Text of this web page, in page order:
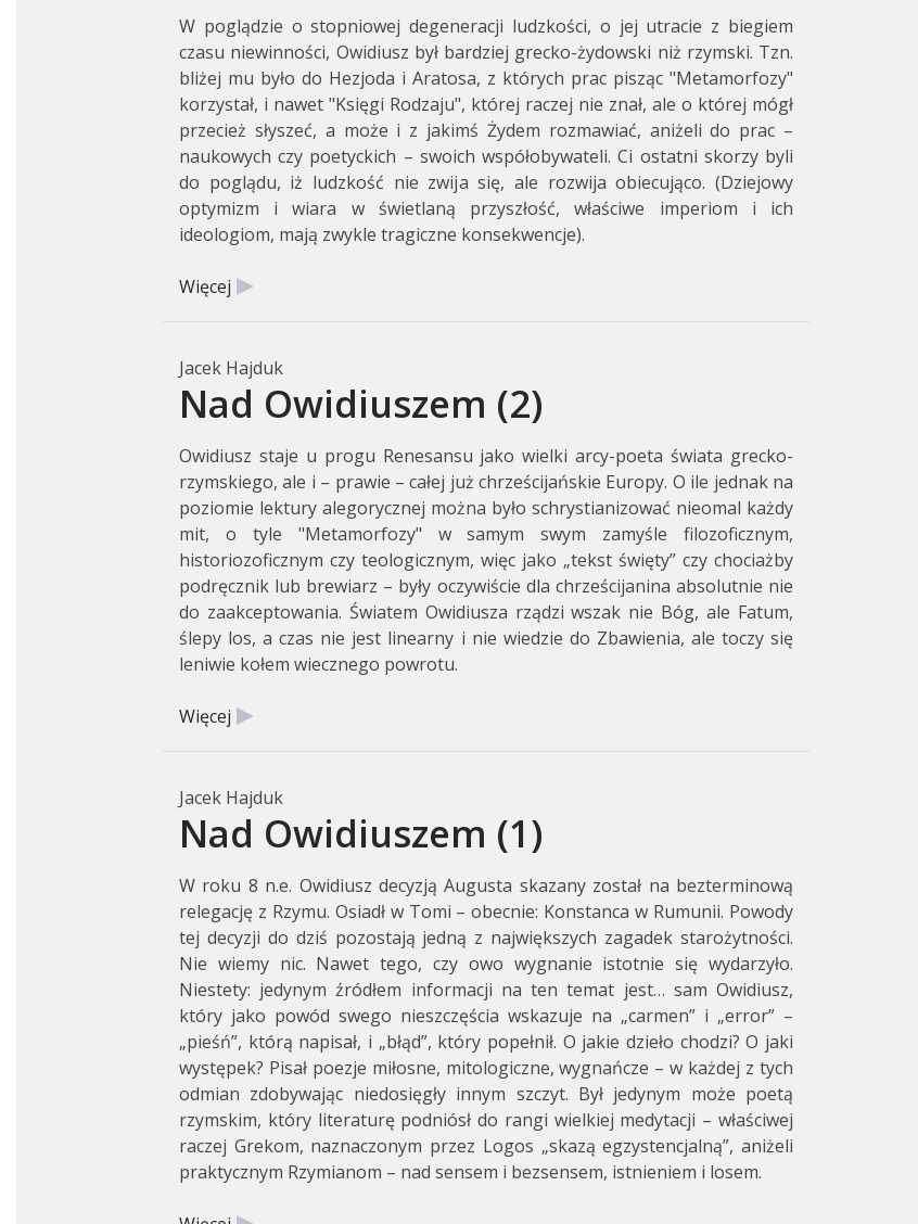
W poglądzie o stopniowej degeneracji ludzkości, o jej utracie z biegiem
czasu niewinności, Owidiusz był bardziej grecko-żydowski niż rzymski. Tzn.
bliżej mu było do Hezjoda i Aratosa, z których prac pisząc "Metamorfozy"
korzystał, i nawet "Księgi Rodzaju", której raczej nie znał, ale o której mógł
przecież słyszeć, a może i z jakimś Żydem rozmawiać, aniżeli do prac –
naukowych czy poetyckich – swoich współobywateli. Ci ostatni skorzy byli
do poglądu, iż ludzkość nie zwija się, ale rozwija obiecująco. (Dziejowy
optymizm i wiara w świetlaną przyszłość, właściwe imperiom i ich
ideologiom, mają zwykle tragiczne konsekwencje).
Więcej
Jacek Hajduk
Nad Owidiuszem (2)
Owidiusz staje u progu Renesansu jako wielki arcy-poeta świata grecko-
rzymskiego, ale i – prawie – całej już chrześcijańskie Europy. O ile jednak na
poziomie lektury alegorycznej można było schrystianizować nieomal każdy
mit, o tyle "Metamorfozy" w samym swym zamyśle filozoficznym,
historiozoficznym czy teologicznym, więc jako „tekst święty” czy chociażby
podręcznik lub brewiarz – były oczywiście dla chrześcijanina absolutnie nie
do zaakceptowania. Światem Owidiusza rządzi wszak nie Bóg, ale Fatum,
ślepy los, a czas nie jest linearny i nie wiedzie do Zbawienia, ale toczy się
leniwie kołem wiecznego powrotu.
Więcej
Jacek Hajduk
Nad Owidiuszem (1)
W roku 8 n.e. Owidiusz decyzją Augusta skazany został na bezterminową
relegację z Rzymu. Osiadł w Tomi – obecnie: Konstanca w Rumunii. Powody
tej decyzji do dziś pozostają jedną z największych zagadek starożytności.
Nie wiemy nic. Nawet tego, czy owo wygnanie istotnie się wydarzyło.
Niestety: jedynym źródłem informacji na ten temat jest… sam Owidiusz,
który jako powód swego nieszczęścia wskazuje na „carmen” i „error” –
„pieśń”, którą napisał, i „błąd”, który popełnił. O jakie dzieło chodzi? O jaki
występek? Pisał poezje miłosne, mitologiczne, wygnańcze – w każdej z tych
odmian zdobywając niedosięgły innym szczyt. Był jedynym może poetą
rzymskim, który literaturę podniósł do rangi wielkiej medytacji – właściwej
raczej Grekom, naznaczonym przez Logos „skazą egzystencjalną”, aniżeli
praktycznym Rzymianom – nad sensem i bezsensem, istnieniem i losem.